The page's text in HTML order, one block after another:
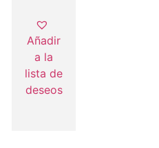
Añadir
a la
lista de
deseos